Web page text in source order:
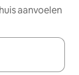
aanvoelen
je een keuze